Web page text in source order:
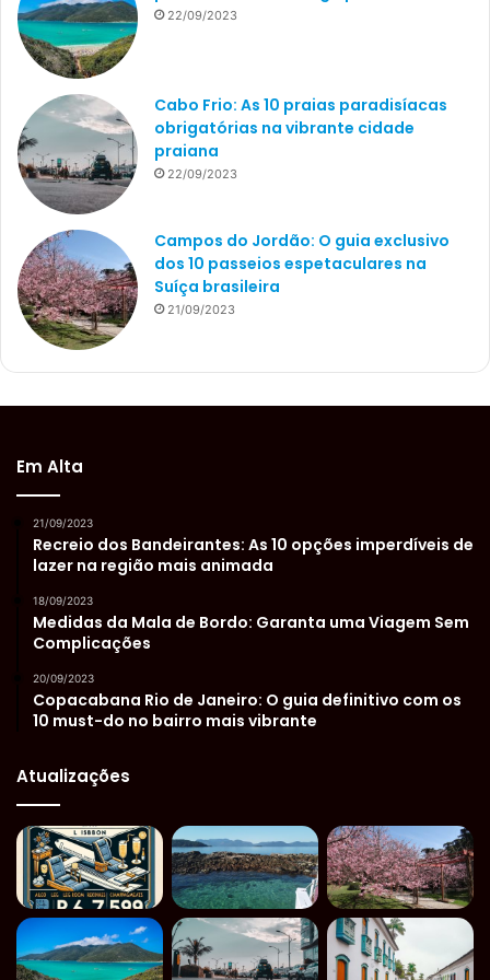
22/09/2023
Cabo Frio: As 10 praias paradisíacas
obrigatórias na vibrante cidade
praiana
22/09/2023
Campos do Jordão: O guia exclusivo
dos 10 passeios espetaculares na
Suíça brasileira
21/09/2023
Em Alta
21/09/2023
Recreio dos Bandeirantes: As 10 opções imperdíveis de
lazer na região mais animada
18/09/2023
Medidas da Mala de Bordo: Garanta uma Viagem Sem
Complicações
20/09/2023
Copacabana Rio de Janeiro: O guia definitivo com os
10 must-do no bairro mais vibrante
Atualizações